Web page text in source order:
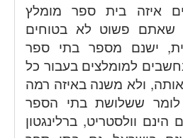
איזה בית ספר מומלץ
שאתם פשוט לא בטוחים
ישנם מספר בתי ספר
למומלצים בעבור כל
ולא משנה באיזה רמה
ששלושת בתי הספר
הינם וולסטריט, ברלינגטון